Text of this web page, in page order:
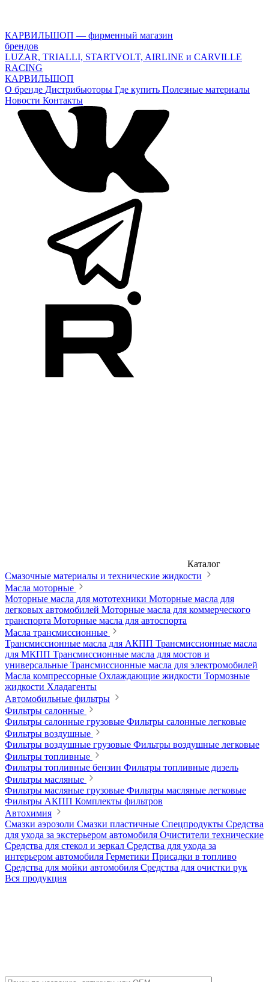
КАРВИЛЬШОП — фирменный магазин
брендов
LUZAR, TRIALLI, STARTVOLT, AIRLINE и CARVILLE
RACING
КАРВИЛЬШОП
О бренде Дистрибьюторы Где купить Полезные материалы
Новости Контакты
Каталог
Смазочные материалы и технические жидкости
Масла моторные
Моторные масла для мототехники Моторные масла для
легковых автомобилей Моторные масла для коммерческого
транспорта Моторные масла для автоспорта
Масла трансмиссионные
Трансмиссионные масла для АКПП Трансмиссионные масла
для МКПП Трансмиссионные масла для мостов и
универсальные Трансмиссионные масла для электромобилей
Масла компрессорные Охлаждающие жидкости Тормозные
жидкости Хладагенты
Автомобильные фильтры
Фильтры салонные
Фильтры салонные грузовые Фильтры салонные легковые
Фильтры воздушные
Фильтры воздушные грузовые Фильтры воздушные легковые
Фильтры топливные
Фильтры топливные бензин Фильтры топливные дизель
Фильтры масляные
Фильтры масляные грузовые Фильтры масляные легковые
Фильтры АКПП Комплекты фильтров
Автохимия
Смазки аэрозоли Смазки пластичные Спецпродукты Средства
для ухода за экстерьером автомобиля Очистители технические
Средства для стекол и зеркал Средства для ухода за
интерьером автомобиля Герметики Присадки в топливо
Средства для мойки автомобиля Средства для очистки рук
Вся продукция